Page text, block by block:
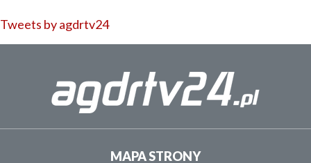
Tweets by agdrtv24
MAPA STRONY